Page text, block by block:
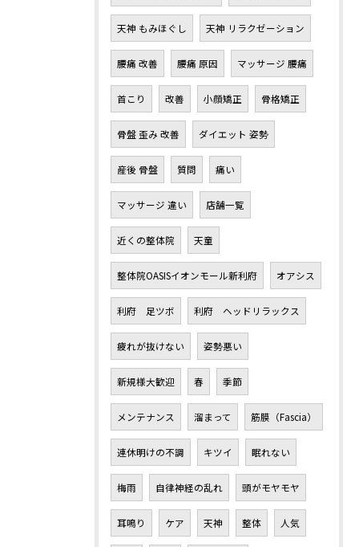
天神 もみほぐし 天神 リラクゼーション
腰痛 改善 腰痛 原因 マッサージ 腰痛
首こり 改善 小顔矯正 骨格矯正
骨盤 歪み 改善 ダイエット 姿勢
産後 骨盤 質問 痛い
マッサージ 違い 店舗一覧
近くの整体院 天童
整体院OASISイオンモール新利府 オアシス
利府 足ツボ 利府 ヘッドリラックス
疲れが抜けない 姿勢悪い
新規様大歓迎 春 季節
メンテナンス 溜まって 筋膜（Fascia）
連休明けの不調 キツイ 眠れない
梅雨 自律神経の乱れ 頭がモヤモヤ
耳鳴り ケア 天神 整体 人気